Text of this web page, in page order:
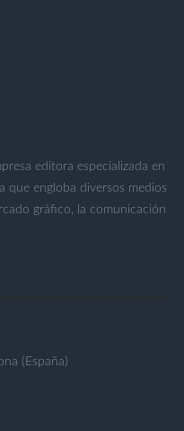
editora especializada en
que engloba diversos medios
gráfico, la comunicación
(España)